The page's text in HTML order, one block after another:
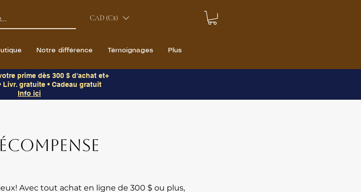
CAD (C$)
Notre différence Témoignages Plus
prime dès 300 $ d'achat et+
Livr. gratuite • Cadeau gratuit
Info ici
Avec tout achat en ligne de 300 $ ou plus,